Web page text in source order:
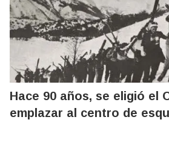
Hace 90 años, se eligió el
emplazar al centro de